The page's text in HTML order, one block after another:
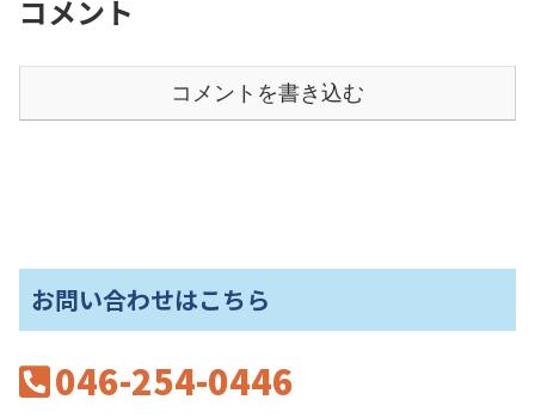
コメント
コメントを書き込む
お問い合わせはこちら
046-254-0446